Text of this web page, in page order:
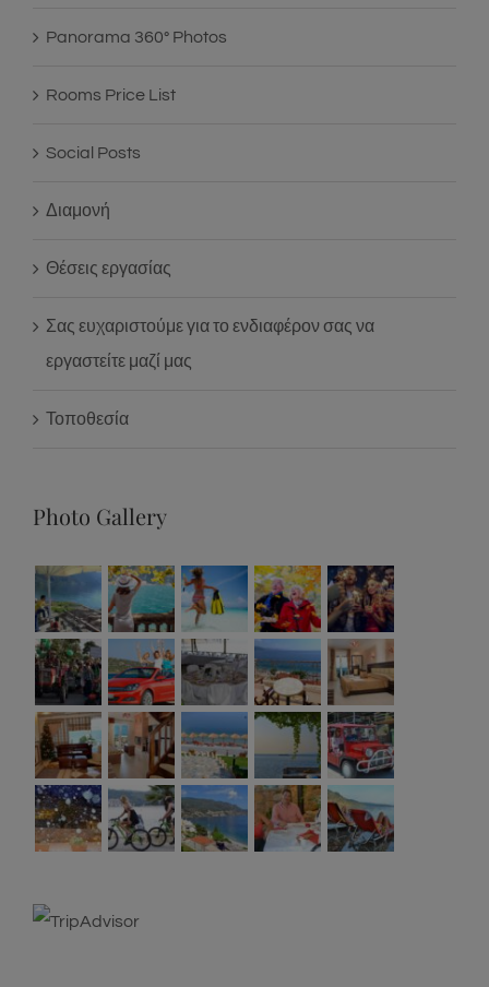
Panorama 360° Photos
Rooms Price List
Social Posts
Διαμονή
Θέσεις εργασίας
Σας ευχαριστούμε για το ενδιαφέρον σας να
εργαστείτε μαζί μας
Τοποθεσία
Photo Gallery